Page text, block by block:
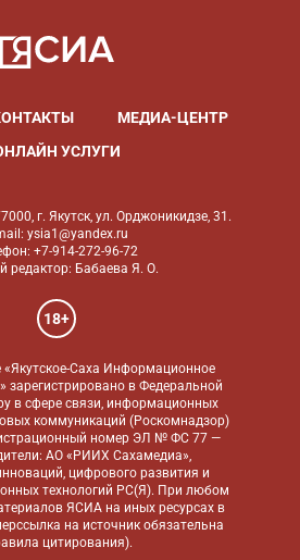
МЕДИА-ЦЕНТР
УСЛУГИ
г. Якутск, ул. Орджоникидзе, 31.
ysia1@yandex.ru
+7-914-272-96-72
редактор: Бабаева Я. О.
18+
«Якутское-Саха Информационное
зарегистрировано в Федеральной
в сфере связи, информационных
коммуникаций (Роскомнадзор)
номер ЭЛ № ФС 77 —
АО «РИИХ Сахамедиа»,
цифрового развития и
технологий РС(Я). При любом
ЯСИА на иных ресурсах в
на источник обязательна
цитирования).